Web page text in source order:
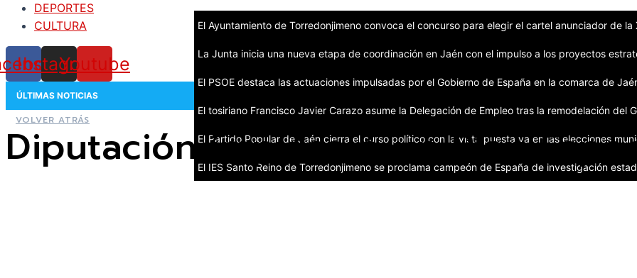
DEPORTES
CULTURA
Instagram
Youtube
ÚLTIMAS NOTICIAS
El Ayuntamiento de Torredonjimeno convoca el concurso para elegir el cartel anunciador de la
La Junta inicia una nueva etapa de coordinación en Jaén con el impulso a los proyectos
El PSOE destaca las actuaciones impulsadas por el Gobierno de España en la comarca de
El tosiriano Francisco Javier Carazo asume la Delegación de Empleo tras la remodelación del
El Partido Popular de Jaén cierra el curso político con la vista puesta ya en las elecciones
El IES Santo Reino de Torredonjimeno se proclama campeón de España de investigación
VOLVER ATRÁS
Diputación impulsará un Plan